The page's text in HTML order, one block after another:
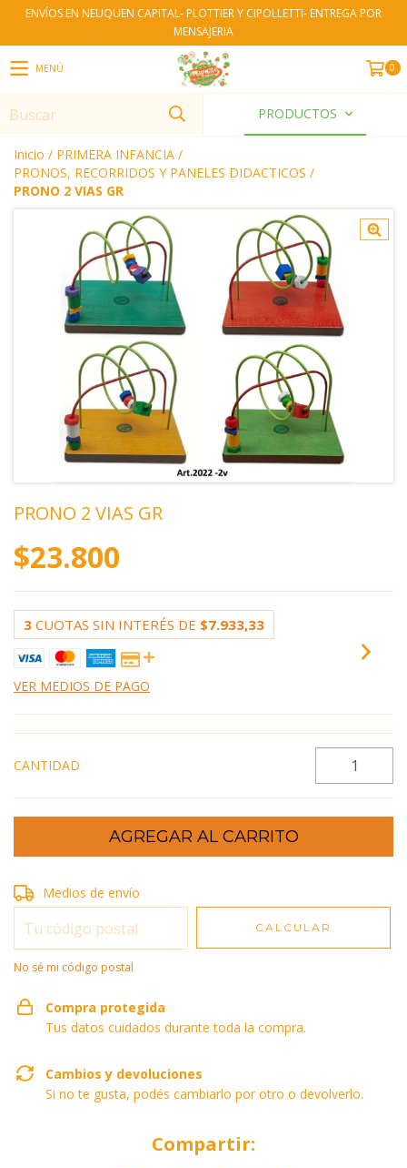
ENVÍOS EN NEUQUEN CAPITAL- PLOTTIER Y CIPOLLETTI- ENTREGA POR
MENSAJERIA
MENÚ 0
PRODUCTOS
Inicio / PRIMERA INFANCIA /
PRONOS, RECORRIDOS Y PANELES DIDACTICOS /
PRONO 2 VIAS GR
PRONO 2 VIAS GR
$23.800
3 CUOTAS SIN INTERÉS DE $7.933,33
VER MEDIOS DE PAGO
CANTIDAD
Entregas para el CP:
Medios de envío
CALCULAR
No sé mi código postal
Compra protegida
Tus datos cuidados durante toda la compra.
Cambios y devoluciones
Si no te gusta, podés cambiarlo por otro o devolverlo.
Compartir: